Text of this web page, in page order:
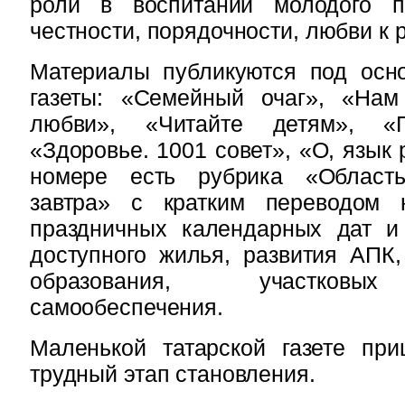
честности, порядочности, любви к
Материалы публикуются под
газеты: «Семейный очаг»,
любви», «Читайте детям»,
«Здоровье. 1001 совет», «О,
номере есть рубрика
завтра» с кратким переводом
праздничных календарных дат
доступного жилья, развития
образования,
самообеспечения.
Маленькой татарской газете
трудный этап становления.